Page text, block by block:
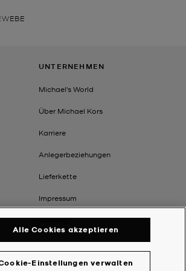
UNTERNEHMEN
Michael's World
Über Michael Kors
Karriere
Anlegerbeziehungen
Lieferkette
Impressum
Wirkung
Einstellungen verwalten
Alle Cookies akzeptieren